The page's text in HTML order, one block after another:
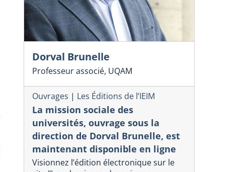
Dorval Brunelle
Professeur associé, UQAM
Ouvrages | Les Éditions de l’IEIM
La mission sociale des
universités, ouvrage sous la
direction de Dorval Brunelle, est
maintenant disponible en ligne
Visionnez l’édition électronique sur le